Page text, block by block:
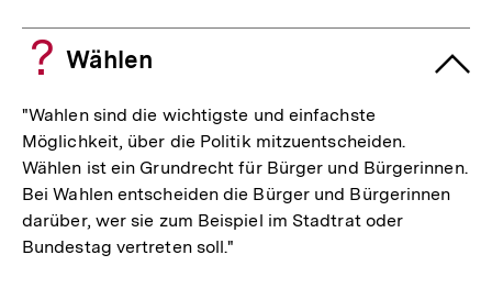
Wählen
"Wahlen sind die wichtigste und einfachste
Möglichkeit, über die Politik mitzuentscheiden.
Wählen ist ein Grundrecht für Bürger und Bürgerinnen.
Bei Wahlen entscheiden die Bürger und Bürgerinnen
darüber, wer sie zum Beispiel im Stadtrat oder
Bundestag vertreten soll."